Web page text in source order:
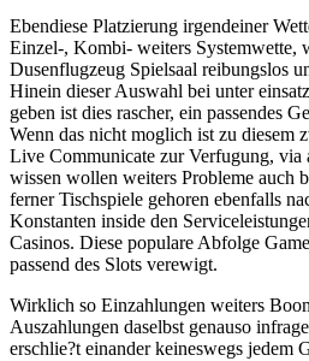
Ebendiese Platzierung irgendeiner
Einzel-, Kombi- weiters Systemwette,
Dusenflugzeug Spielsaal reibungslos
Hinein dieser Auswahl bei unter
geben ist dies rascher, ein passendes
Wenn das nicht moglich ist zu diesem
Live Communicate zur Verfugung, via
wissen wollen weiters Probleme auch
ferner Tischspiele gehoren ebenfalls
Konstanten inside den
Casinos. Diese populare Abfolge
passend des Slots verewigt.
Wirklich so Einzahlungen weiters
Auszahlungen daselbst genauso
erschlie?t einander keineswegs jedem